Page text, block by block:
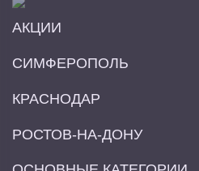
АКЦИИ
СИМФЕРОПОЛЬ
КРАСНОДАР
РОСТОВ-НА-ДОНУ